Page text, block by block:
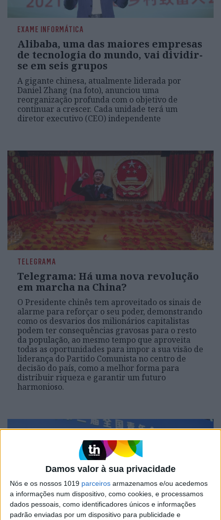
Damos valor à sua privacidade
Nós e os nossos 1019 parceiros armazenamos e/ou acedemos
a informações num dispositivo, como cookies, e processamos
dados pessoais, como identificadores únicos e informações
padrão enviadas por um dispositivo para publicidade e
EXAME INFORMÁTICA
Alibaba, uma das maiores empresas
de tecnologia do mundo, vai dividir-
se em seis grupos
A gigante chinesa, atualmente liderada por
Daniel Zhang (na foto), anunciou uma
reorganização profunda com o objetivo de
continuar a crescer. Cada unidade terá um
diretor executivo (CEO) independente
TELEGRAMA
Telegrama: Há uma nova revolução
em marcha na China?
O Presidente chinês tem aproveitado os sinais de
alarme para reforçar o seu poder, demonstrando
como os desvarios dos milionários capitalistas
podem ter consequências gravosas para o resto
da população, ao mesmo tempo que aproveita
todas as oportunidades para impor a sua visão de
liderança do Partido Comunista no centro de
decisão do país, como a melhor forma para
distribuir riqueza e garantir um futuro
harmonioso.